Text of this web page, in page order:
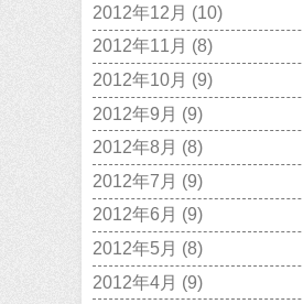
2012年12月 (10)
2012年11月 (8)
2012年10月 (9)
2012年9月 (9)
2012年8月 (8)
2012年7月 (9)
2012年6月 (9)
2012年5月 (8)
2012年4月 (9)